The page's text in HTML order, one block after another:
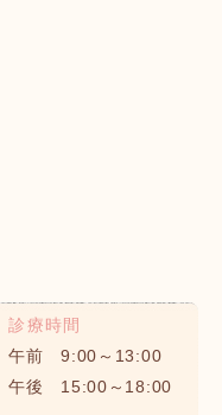
診療時間
午前 9:00～13:00
午後 15:00～18:00